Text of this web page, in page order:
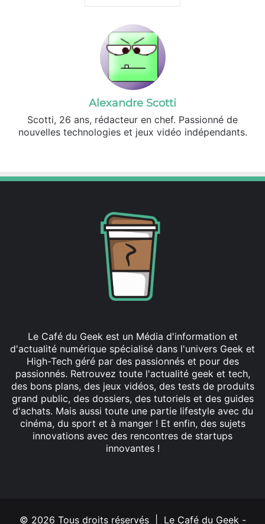
Alexandre Scotti
Scotti, 26 ans, rédacteur en chef. Passionné de
nouvelles technologies et jeux vidéo indépendants.
Le Café du Geek est un Média d'information et
d'actualité numérique spécialisé dans l'univers Geek et
High-Tech géré par des passionnés et pour des
passionnés. Retrouvez toute l'actualité geek et tech,
des bons plans, des jeux vidéos, des tests de produits
grand public, des dossiers, des tutoriels et des guides
d'achats. Mais aussi toute une partie lifestyle avec du
cinéma, du sport et à manger ! Et enfin, des sujets
innovations avec des rencontres de startups
innovantes !
© 2026 Tous droits réservés | Le Café du Geek -